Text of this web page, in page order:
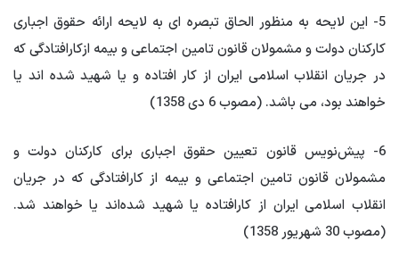
5- این لایحه به منظور الحاق تبصره ای به لایحه ارائه حقوق اجباری
کارکنان دولت و مشمولان قانون تامین اجتماعی و بیمه ازکارافتادگی که
در جریان انقلاب اسلامی ایران از کار افتاده و یا شهید شده اند یا
خواهند بود، می باشد. (مصوب 6 دی 1358)
6- پیش‌نویس قانون تعیین حقوق اجباری برای کارکنان دولت و
مشمولان قانون تامین اجتماعی و بیمه از کارافتادگی که در جریان
انقلاب اسلامی ایران از کارافتاده یا شهید شده‌اند یا خواهند شد.
(مصوب 30 شهریور 1358)